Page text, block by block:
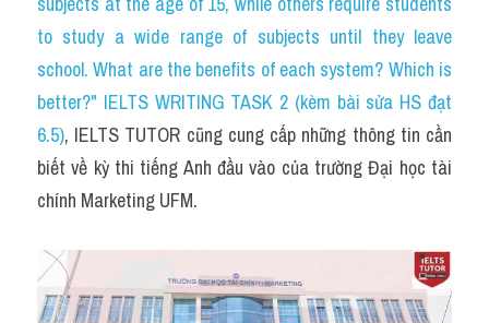
Du học Cấp Ba
Đề thi thật Task 1
Adv
Cách dùng từ
Task 1
Đề thi IELTS thật
to study a wide range of subjects until they leave
school. What are the benefits of each system? Which is
better?" IELTS WRITING TASK 2 (kèm bài sửa HS đạt
6.5), IELTS TUTOR cũng cung cấp những thông tin cần
biết về kỳ thi tiếng Anh đầu vào của trường Đại học tài
chính Marketing UFM.